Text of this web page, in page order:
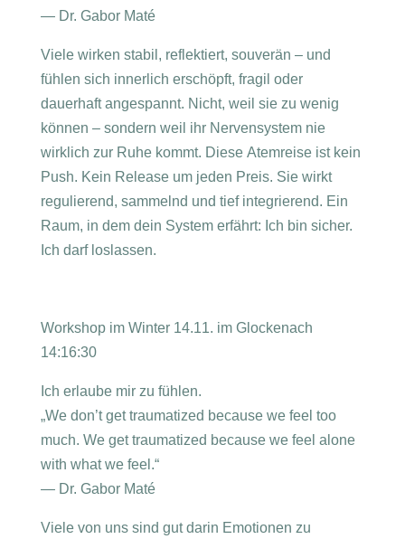
— Dr. Gabor Maté
Viele wirken stabil, reflektiert, souverän – und
fühlen sich innerlich erschöpft, fragil oder
dauerhaft angespannt. Nicht, weil sie zu wenig
können – sondern weil ihr Nervensystem nie
wirklich zur Ruhe kommt. Diese Atemreise ist kein
Push. Kein Release um jeden Preis. Sie wirkt
regulierend, sammelnd und tief integrierend. Ein
Raum, in dem dein System erfährt: Ich bin sicher.
Ich darf loslassen.
Workshop im Winter 14.11. im Glockenach
14:16:30
Ich erlaube mir zu fühlen.
„We don’t get traumatized because we feel too
much. We get traumatized because we feel alone
with what we feel.“
— Dr. Gabor Maté
Viele von uns sind gut darin Emotionen zu